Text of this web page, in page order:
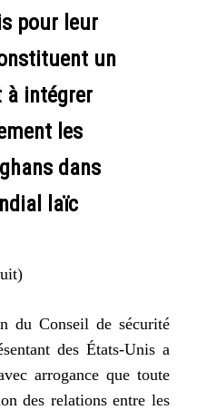
pour leur
un
à intégrer
les
dans
laïc
du Conseil de sécurité
des États-Unis a
arrogance que toute
des relations entre les